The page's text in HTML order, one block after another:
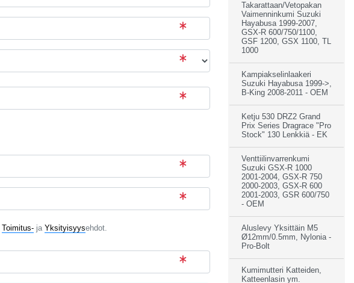
Toimitus- ja Yksityisyysehdot.
Takarattaan/Vetopakan
Vaimenninkumi Suzuki
Hayabusa 1999-2007,
GSX-R 600/750/1100,
GSF 1200, GSX 1100, TL
1000
Kampiakselinlaakeri
Suzuki Hayabusa 1999->,
B-King 2008-2011 - OEM
Ketju 530 DRZ2 Grand
Prix Series Dragrace "Pro
Stock" 130 Lenkkiä - EK
Venttiilinvarrenkumi
Suzuki GSX-R 1000
2001-2004, GSX-R 750
2000-2003, GSX-R 600
2001-2003, GSR 600/750
- OEM
Aluslevy Yksittäin M5
Ø12mm/0.5mm, Nylonia -
Pro-Bolt
Kumimutteri Katteiden,
Katteenlasin ym.